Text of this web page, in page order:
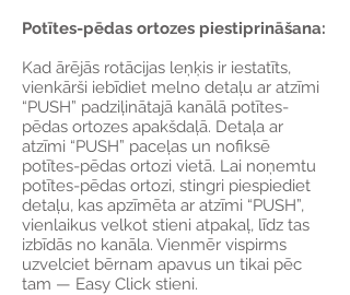
Potītes-pēdas ortozes piestiprināšana:
Kad ārējās rotācijas leņķis ir iestatīts,
vienkārši iebīdiet melno detaļu ar atzīmi
“PUSH” padziļinātajā kanālā potītes-
pēdas ortozes apakšdaļā. Detaļa ar
atzīmi “PUSH” paceļas un nofiksē
potītes-pēdas ortozi vietā. Lai noņemtu
potītes-pēdas ortozi, stingri piespiediet
detaļu, kas apzīmēta ar atzīmi “PUSH”,
vienlaikus velkot stieni atpakaļ, līdz tas
izbīdās no kanāla. Vienmēr vispirms
uzvelciet bērnam apavus un tikai pēc
tam — Easy Click stieni.